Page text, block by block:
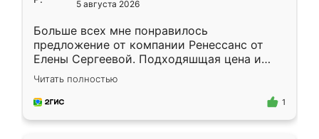
5 августа 2026
Больше всех мне понравилось
предложение от компании Ренессанс от
Елены Сергеевой. Подходяшщая цена и
короткие сроки изготовления. Приехавший
для замера сотрудник Владислав
предложил по моему эскизу самый
Читать полностью
1